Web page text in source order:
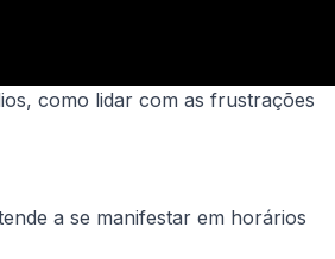
como lidar com as frustrações
a se manifestar em horários